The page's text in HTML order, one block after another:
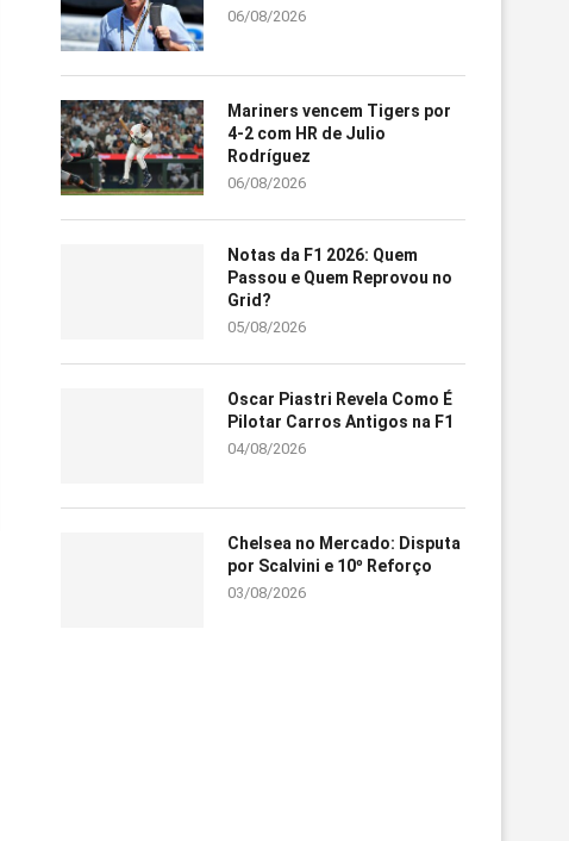
06/08/2026
Mariners vencem Tigers por
4-2 com HR de Julio
Rodríguez
06/08/2026
Notas da F1 2026: Quem
Passou e Quem Reprovou no
Grid?
05/08/2026
Oscar Piastri Revela Como É
Pilotar Carros Antigos na F1
04/08/2026
Chelsea no Mercado: Disputa
por Scalvini e 10º Reforço
03/08/2026